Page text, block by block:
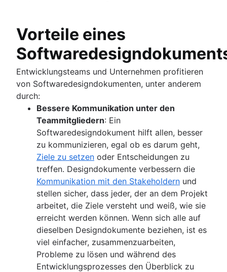
Vorteile eines
Entwicklungsteams und Unternehmen profitieren
von Softwaredesigndokumenten, unter anderem
durch:
Bessere Kommunikation unter den
Teammitgliedern: Ein
Softwaredesigndokument hilft allen, besser
zu kommunizieren, egal ob es darum geht,
Ziele zu setzen oder Entscheidungen zu
treffen. Designdokumente verbessern die
Kommunikation mit den Stakeholdern und
stellen sicher, dass jeder, der an dem Projekt
arbeitet, die Ziele versteht und weiß, wie sie
erreicht werden können. Wenn sich alle auf
dieselben Designdokumente beziehen, ist es
viel einfacher, zusammenzuarbeiten,
Probleme zu lösen und während des
Entwicklungsprozesses den Überblick zu